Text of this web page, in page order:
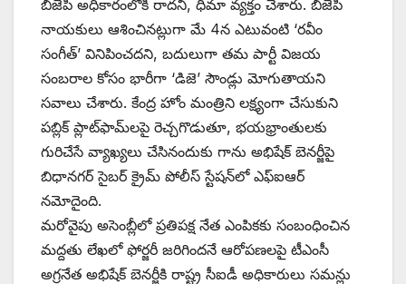
బీజేపీ అధికారంలోకి రాదని, ధీమా వ్యక్తం చేశారు. బీజేపీ
నాయకులు ఆశించినట్లుగా మే 4న ఎటువంటి ‘రవీం
సంగీత్‌’ ‌వినిపించదని, బదులుగా తమ పార్టీ విజయ
సంబరాల కోసం భారీగా ‘డిజె’ సౌండ్లు మోగుతాయని
సవాలు చేశారు. కేంద్ర హోం మంత్రిని లక్ష్యంగా చేసుకుని
పబ్లిక్‌ ‌ప్లాట్‌ఫామ్‌లపై రెచ్చగొడుతూ, భయభ్రాంతులకు
గురిచేసే వ్యాఖ్యలు చేసినందుకు గాను అభిషేక్‌ ‌బెనర్జీపై
బిధానగర్‌ ‌సైబర్‌ ‌క్రైమ్‌ ‌పోలీస్‌ ‌స్టేషన్‌లో ఎఫ్‌ఐఆర్‌
‌నమోదైంది.
మరోవైపు అసెంబ్లీలో ప్రతిపక్ష నేత ఎంపికకు సంబంధించిన
మద్దతు లేఖలో ఫోర్జరీ జరిగిందనే ఆరోపణలపై టీఎంసీ
అగ్రనేత అభిషేక్‌ ‌బెనర్జీకి రాష్ట్ర సీఐడీ అధికారులు సమన్లు